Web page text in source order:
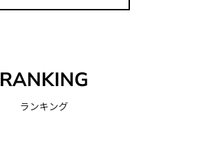
RANKING
ランキング